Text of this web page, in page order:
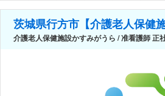
茨城県行方市【介護老人保健
介護老人保健施設かすみがうら / 准看護師 正